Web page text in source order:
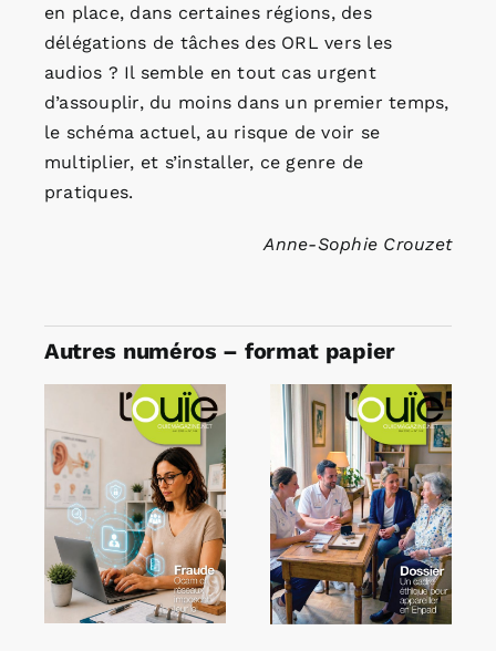
en place, dans certaines régions, des
délégations de tâches des ORL vers les
audios ? Il semble en tout cas urgent
d’assouplir, du moins dans un premier temps,
le schéma actuel, au risque de voir se
multiplier, et s’installer, ce genre de
pratiques.
Anne-Sophie Crouzet
Autres numéros – format papier